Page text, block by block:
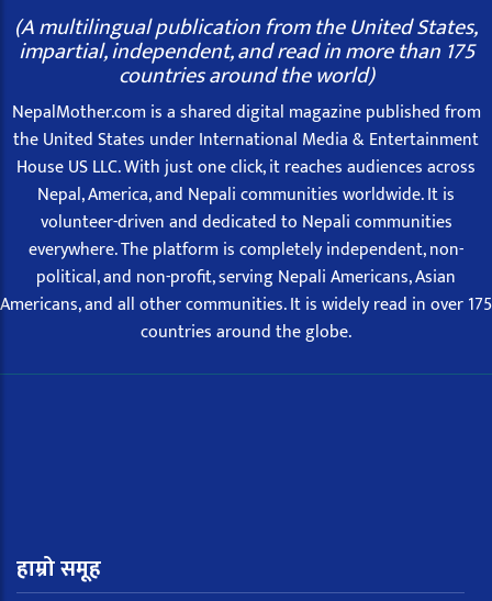
(A multilingual publication from the United States,
impartial, independent, and read in more than 175
countries around the world)
NepalMother.com is a shared digital magazine published from
the United States under International Media & Entertainment
House US LLC. With just one click, it reaches audiences across
Nepal, America, and Nepali communities worldwide. It is
volunteer-driven and dedicated to Nepali communities
everywhere. The platform is completely independent, non-
political, and non-profit, serving Nepali Americans, Asian
Americans, and all other communities. It is widely read in over 175
countries around the globe.
हाम्रो समूह